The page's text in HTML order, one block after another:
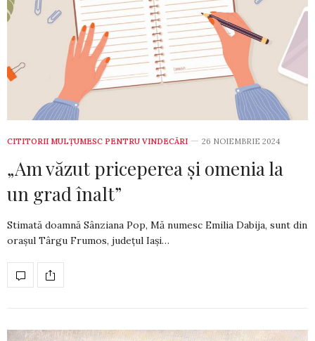
CITITORII MULȚUMESC PENTRU VINDECĂRI 26 NOIEMBRIE 2024
„Am văzut priceperea și omenia la
un grad ­înalt”
Stimată doamnă Sânziana Pop, Mă numesc Emilia Dabija, sunt din
orașul Târgu Frumos, județul Iași…